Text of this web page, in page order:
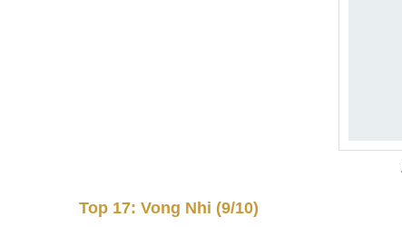
Top 17: Vong Nhi (9/10)